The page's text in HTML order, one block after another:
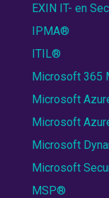
EXIN IT- en
IPMA®
ITIL®
Microsoft 365
Microsoft
Microsoft
Microsoft
Microsoft
MSP®